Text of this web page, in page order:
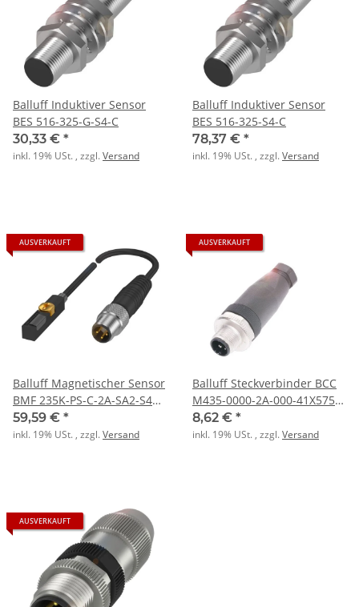
Balluff Induktiver Sensor
BES 516-325-G-S4-C
30,33 € *
inkl. 19% USt. , zzgl.Versand
Balluff Induktiver Sensor
BES 516-325-S4-C
78,37 € *
inkl. 19% USt. , zzgl.Versand
AUSVERKAUFT
Balluff Magnetischer Sensor
BMF 235K-PS-C-2A-SA2-S49-
00,3
59,59 € *
inkl. 19% USt. , zzgl.Versand
AUSVERKAUFT
Balluff Steckverbinder BCC
M435-0000-2A-000-41X575-
000
8,62 € *
inkl. 19% USt. , zzgl.Versand
AUSVERKAUFT